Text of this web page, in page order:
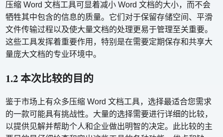
压缩 Word 文档工具可显着减小 Word 文档的大小，而不会
牺牲其中包含的信息的质量。它们对于保留存储空间、平滑
文件传输过程以及使大量文档的处理更易于管理至关重要。
这些工具发挥着重要作用，特别是在需要定期保存和共享大
量庞大文档的专业环境中。
1.2 本次比较的目的
鉴于市场上有众多压缩 Word 文档工具，选择最适合您需求
的一款可能具有挑战性。大量的选择需要进行详细的比较，
以提供见解并帮助个人和企业做出明智的决定。此比较的主